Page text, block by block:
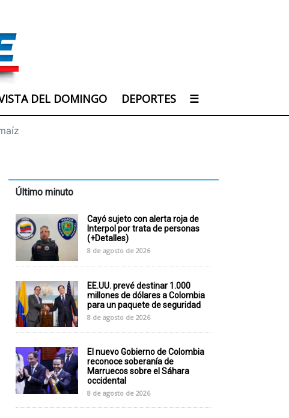
DEL DOMINGO DEPORTES ☰
Último minuto
Cayó sujeto con alerta roja de
Interpol por trata de personas
(+Detalles)
8 de agosto de 2026
EE.UU. prevé destinar 1.000
millones de dólares a Colombia
para un paquete de seguridad
8 de agosto de 2026
El nuevo Gobierno de Colombia
reconoce soberanía de
Marruecos sobre el Sáhara
occidental
8 de agosto de 2026